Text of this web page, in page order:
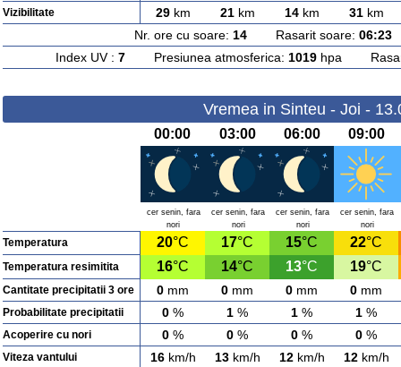
Vizibilitate 29km 21km 14km 31km
Nr. ore cu soare: 14Rasarit soare: 06:23
Index UV : 7Presiunea atmosferica: 1019hpa
Vremea in Sinteu - Joi -
00:00 03:00 06:00 09:00
cer senin, fara
nori
cer senin, fara
nori
cer senin, fara
nori
cer senin, fara
nori
Temperatura 20°C 17°C 15°C 22°C
Temperatura resimitita 16°C 14°C 13°C 19°C
Cantitate precipitatii 3 ore 0 mm 0 mm 0 mm 0 mm
Probabilitate precipitatii 0 % 1 % 1 % 1 %
Acoperire cu nori 0 % 0 % 0 % 0 %
Viteza vantului 16km/h 13km/h 12km/h 12km/h